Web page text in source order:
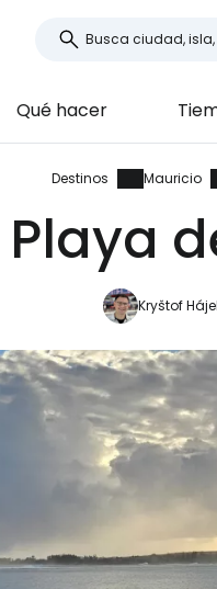
Qué hacer
Destinos Mauricio
Playa
Kryštof